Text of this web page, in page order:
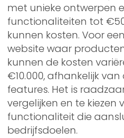
met unieke ontwerpen
functionaliteiten tot
kunnen kosten. Voor
website waar
kunnen de kosten
€10.000, afhankelijk
features. Het is
vergelijken en te kiezen
functionaliteit die
bedrijfsdoelen.